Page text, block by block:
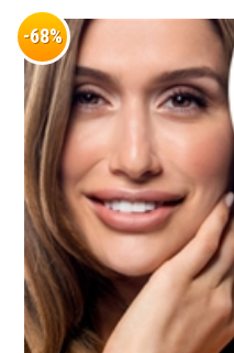
-68%